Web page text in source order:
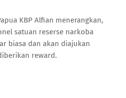
KBP Alfian menerangkan,
satuan reserse narkoba
biasa dan akan diajukan
reward.